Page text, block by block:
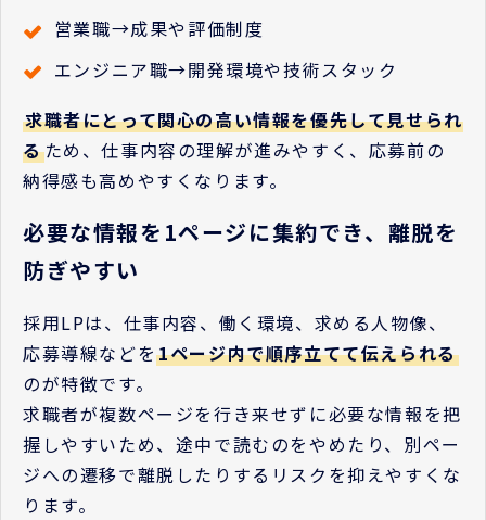
営業職→成果や評価制度
エンジニア職→開発環境や技術スタック
求職者にとって関心の高い情報を優先して見せられ
るため、仕事内容の理解が進みやすく、応募前の
納得感も高めやすくなります。
必要な情報を1ページに集約でき、離脱を
防ぎやすい
採用LPは、仕事内容、働く環境、求める人物像、
応募導線などを1ページ内で順序立てて伝えられる
のが特徴です。
求職者が複数ページを行き来せずに必要な情報を把
握しやすいため、途中で読むのをやめたり、別ペー
ジへの遷移で離脱したりするリスクを抑えやすくな
ります。